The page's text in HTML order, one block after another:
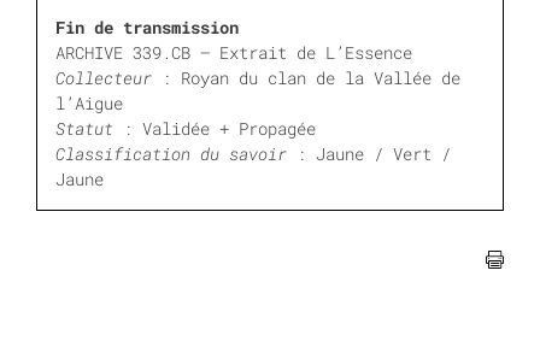
Fin de transmission
ARCHIVE 339.CB – Extrait de L’Essence
Collecteur : Royan du clan de la Vallée de
l’Aigue
Statut : Validée + Propagée
Classification du savoir : Jaune / Vert /
Jaune
